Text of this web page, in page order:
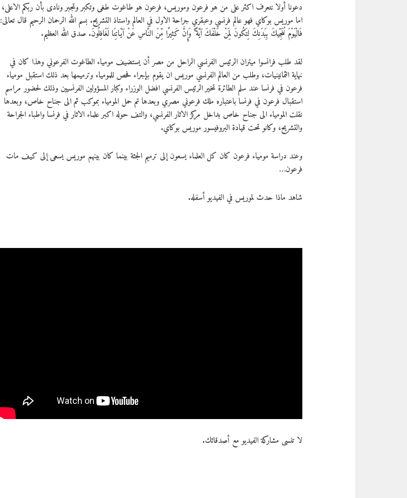
دعونا أولا نتعرف اكثر على من هو فرعون وموريس، فرعون هو طاغوت طغى وتكبر وتجبر ونادى بأن ربكم الاعلى،
اما موريس بوكاي فهو عالم فرنسي وعبقري جراحة الاول في العالم واستاذ التشريح. بسم الله الرحمان الرحيم قال تعالى:
فَالْيَوْمَ نُنَجِّيكَ بِبَدَنِكَ لِتَكُونَ لِمَنْ خَلْفَكَ آيَةً ۚ وَإِنَّ كَثِيرًا مِّنَ النَّاسِ عَنْ آيَاتِنَا لَغَافِلُونَ. صدق الله العظيم.
لقد طلب فرانسوا ميتران الرئيس الفرنسي الراحل من مصر أن يستضيف مومياء الطاغوت الفرعوني وهذا كان في
نهاية الثمانينيات، وطلب من العالم الفرنسي موريس ان يقوم بإجراء فحص للمومياء وترميمها بعد ذلك استقبل مومياء
فرعون في فرنسا عند سلم الطائرة تخير الرئيس الفرنسي افضل الوزراء وكبار المسؤولين الفرنسيين وذلك لحضور مراسم
استقبال فرعون في فرنسا باعتباره ملك فرعوني مصري وبعدها تم حمل المومياء بموكب ثم الى جناح خاص، وبعدها
نقلت المومياء الى جناح خاص بداخل مركز الاثار الفرنسي، والتف حوله اكبر علماء الاثار في فرنسا واطباء الجراحة
والتشريح، وكانو تحت قيادة البروفيسور موريس بوكاي.
وعند دراسة مومياء فرعون كان كل العلماء يسعون إلى ترميم الجثة بينما كان بينهم موريس يسعى إلى كيف مات
فرعون…
شاهد ماذا حدث لموريس في الفيديو أسفله.
لا تنسى مشاركة الفيديو مع أصدقائك.